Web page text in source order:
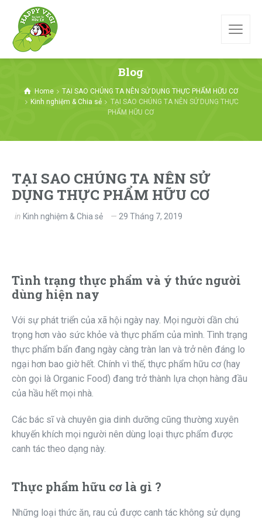
Blog
Home
TẠI SAO CHÚNG TA NÊN SỬ DỤNG THỰC PHẨM HỮU CƠ
Kinh nghiệm & Chia sẻ
TẠI SAO CHÚNG TA NÊN SỬ DỤNG THỰC
PHẨM HỮU CƠ
TẠI SAO CHÚNG TA NÊN SỬ
DỤNG THỰC PHẨM HỮU CƠ
in Kinh nghiệm & Chia sẻ 29 Tháng 7, 2019
Tình trạng thực phẩm và ý thức người
dùng hiện nay
Với sự phát triển của xã hội ngày nay. Mọi người dần chú
trọng hơn vào sức khỏe và thực phẩm của mình. Tình trạng
thực phẩm bẩn đang ngày càng tràn lan và trở nên đáng lo
ngại hơn bao giờ hết. Chính vì thế, thực phẩm hữu cơ (hay
còn gọi là Organic Food) đang trở thành lựa chọn hàng đầu
của hầu hết mọi nhà.
Các bác sĩ và chuyên gia dinh dưỡng cũng thường xuyên
khuyến khích mọi người nên dùng loại thực phẩm được
canh tác theo dạng này.
Thực phẩm hữu cơ là gì ?
Những loại thức ăn, rau củ được canh tác không sử dụng